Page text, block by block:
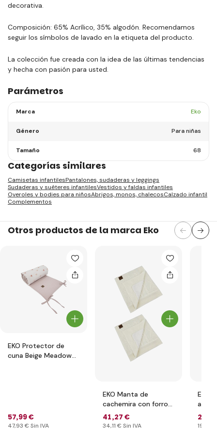
decorativa.
Composición: 65% Acrílico, 35% algodón. Recomendamos
seguir los símbolos de lavado en la etiqueta del producto.
La colección fue creada con la idea de las últimas tendencias
y hecha con pasión para usted.
Parámetros
Marca Eko
Género Para niñas
Tamaño 68
Categorías similares
Camisetas infantilesPantalones, sudaderas y leggings
Sudaderas y suéteres infantilesVestidos y faldas infantiles
Overoles y bodies para niñosAbrigos, monos, chalecosCalzado infantil
Complementos
Otros productos de la marca Eko
EKO Protector de
cuna Beige Meadow
57,99 €
47,93 € Sin IVA
EKO Manta de
cachemira con forro
de piel Ecru 100x80
cm
41,27 €
34,11 € Sin IVA
EKO
22
19